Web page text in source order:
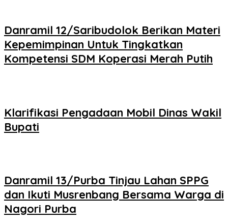
Danramil 12/Saribudolok Berikan Materi
Kepemimpinan Untuk Tingkatkan
Kompetensi SDM Koperasi Merah Putih
Klarifikasi Pengadaan Mobil Dinas Wakil
Bupati
Danramil 13/Purba Tinjau Lahan SPPG
dan Ikuti Musrenbang Bersama Warga di
Nagori Purba